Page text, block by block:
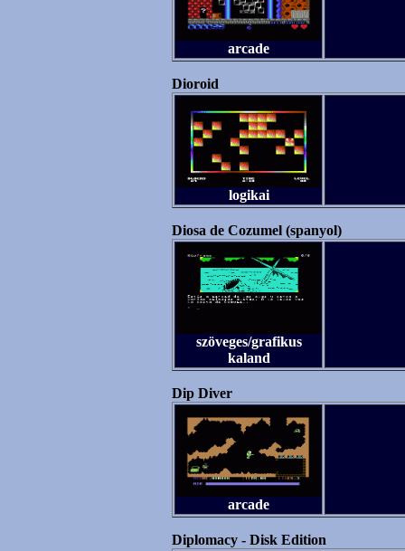
arcade
Dioroid
logikai
Diosa de Cozumel (spanyol)
szöveges/grafikus
kaland
Dip Diver
arcade
Diplomacy - Disk Edition